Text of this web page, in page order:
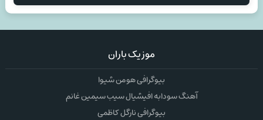
موزیک باران
بیوگرافی هومن شیوا
آهنگ سودابه افیشیال سیب سیمین غانم
بیوگرافی نارگل کاظمی